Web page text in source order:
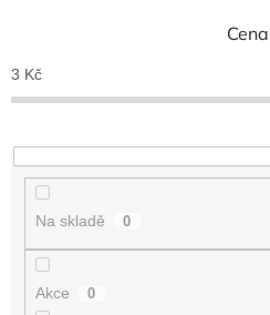
p
r
o
u
Cena
3 Kč
Na skladě 0
Akce 0